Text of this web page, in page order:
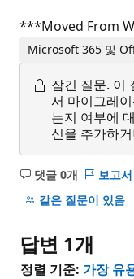
***Moved From
Microsoft 365 및
잠긴 질문. 이
서 마이그레
는지 여부에
신을 추가하
댓글 0개
설
명
음
보고서
같은 질문이 있음
답변 1개
정렬 기준: 가장 유